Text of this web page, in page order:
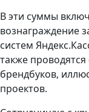
В эти суммы
вознаграждение
систем
также
брендбуков,
проектов.